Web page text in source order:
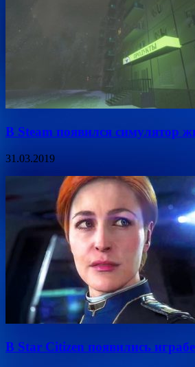
В Steam появился симулятор
31.03.2019
В Star Citizen появились